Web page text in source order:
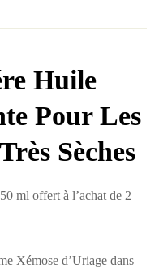
Huile
Pour Les
Sèches
ml offert à l’achat de 2
Xémose d’Uriage dans